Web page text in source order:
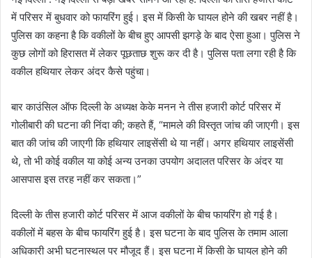
में परिसर में बुधवार को फायरिंग हुई। इस में किसी के घायल होने की खबर नहीं है।
पुलिस का कहना है कि वकीलों के बीच हुए आपसी झगड़े के बाद ऐसा हुआ। पुलिस ने
कुछ लोगों को हिरासत में लेकर पूछताछ शुरू कर दी है। पुलिस पता लगा रही है कि
वकील हथियार लेकर अंदर कैसे पहुंचा।
बार काउंसिल ऑफ दिल्ली के अध्यक्ष केके मनन ने तीस हजारी कोर्ट परिसर में
गोलीबारी की घटना की निंदा की; कहते हैं, “मामले की विस्तृत जांच की जाएगी। इस
बात की जांच की जाएगी कि हथियार लाइसेंसी थे या नहीं। अगर हथियार लाइसेंसी
थे, तो भी कोई वकील या कोई अन्य उनका उपयोग अदालत परिसर के अंदर या
आसपास इस तरह नहीं कर सकता।”
दिल्ली के तीस हजारी कोर्ट परिसर में आज वकीलों के बीच फायरिंग हो गई है।
वकीलों में बहस के बीच फायरिंग हुई है। इस घटना के बाद पुलिस के तमाम आला
अधिकारी अभी घटनास्थल पर मौजूद हैं। इस घटना में किसी के घायल होने की